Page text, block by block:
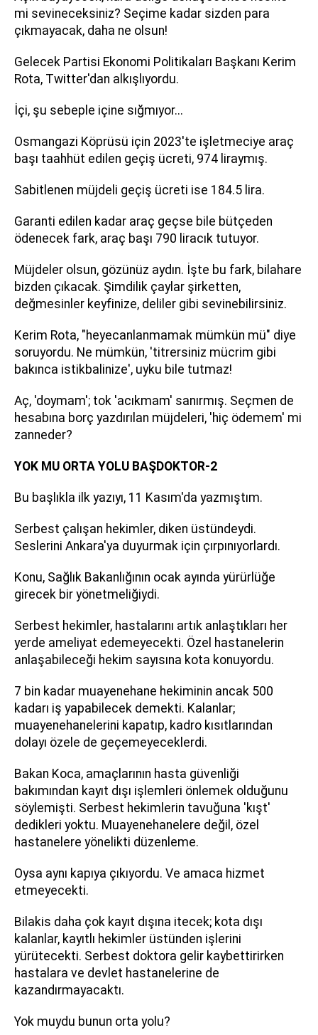
mi sevineceksiniz? Seçime kadar sizden para
çıkmayacak, daha ne olsun!
Gelecek Partisi Ekonomi Politikaları Başkanı Kerim
Rota, Twitter'dan alkışlıyordu.
İçi, şu sebeple içine sığmıyor...
Osmangazi Köprüsü için 2023'te işletmeciye araç
başı taahhüt edilen geçiş ücreti, 974 liraymış.
Sabitlenen müjdeli geçiş ücreti ise 184.5 lira.
Garanti edilen kadar araç geçse bile bütçeden
ödenecek fark, araç başı 790 liracık tutuyor.
Müjdeler olsun, gözünüz aydın. İşte bu fark, bilahare
bizden çıkacak. Şimdilik çaylar şirketten,
değmesinler keyfinize, deliler gibi sevinebilirsiniz.
Kerim Rota, "heyecanlanmamak mümkün mü" diye
soruyordu. Ne mümkün, 'titrersiniz mücrim gibi
bakınca istikbalinize', uyku bile tutmaz!
Aç, 'doymam'; tok 'acıkmam' sanırmış. Seçmen de
hesabına borç yazdırılan müjdeleri, 'hiç ödemem' mi
zanneder?
YOK MU ORTA YOLU BAŞDOKTOR-2
Bu başlıkla ilk yazıyı, 11 Kasım'da yazmıştım.
Serbest çalışan hekimler, diken üstündeydi.
Seslerini Ankara'ya duyurmak için çırpınıyorlardı.
Konu, Sağlık Bakanlığının ocak ayında yürürlüğe
girecek bir yönetmeliğiydi.
Serbest hekimler, hastalarını artık anlaştıkları her
yerde ameliyat edemeyecekti. Özel hastanelerin
anlaşabileceği hekim sayısına kota konuyordu.
7 bin kadar muayenehane hekiminin ancak 500
kadarı iş yapabilecek demekti. Kalanlar;
muayenehanelerini kapatıp, kadro kısıtlarından
dolayı özele de geçemeyeceklerdi.
Bakan Koca, amaçlarının hasta güvenliği
bakımından kayıt dışı işlemleri önlemek olduğunu
söylemişti. Serbest hekimlerin tavuğuna 'kışt'
dedikleri yoktu. Muayenehanelere değil, özel
hastanelere yönelikti düzenleme.
Oysa aynı kapıya çıkıyordu. Ve amaca hizmet
etmeyecekti.
Bilakis daha çok kayıt dışına itecek; kota dışı
kalanlar, kayıtlı hekimler üstünden işlerini
yürütecekti. Serbest doktora gelir kaybettirirken
hastalara ve devlet hastanelerine de
kazandırmayacaktı.
Yok muydu bunun orta yolu?